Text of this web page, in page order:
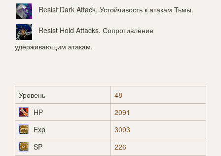
Resist Dark Attack. Устойчивость к атакам Тьмы.
Resist Hold Attacks. Сопротивление
удерживающим атакам.
Уровень
48
HP
2091
Exp
3093
SP
226